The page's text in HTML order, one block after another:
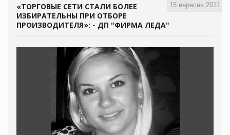
15 вересня 2011
«ТОРГОВЫЕ СЕТИ СТАЛИ БОЛЕЕ
ИЗБИРАТЕЛЬНЫ ПРИ ОТБОРЕ
ПРОИЗВОДИТЕЛЯ»: - ДП "ФИРМА ЛЕДА"